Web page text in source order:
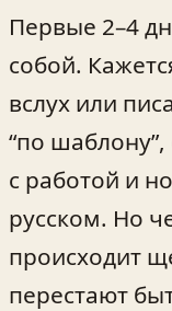
Первые 2–4
собой.
вслух или
“по
с работой и
русском. Но
происходит
перестают